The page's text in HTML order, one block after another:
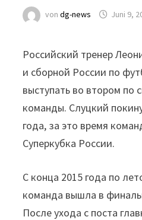
vondg-news Juni 9,
Российский тренер
и сборной России по
выступать во втором по
команды. Слуцкий
года, за это время
Суперкубка России.
С конца 2015 года по
команда вышла в
После ухода с поста